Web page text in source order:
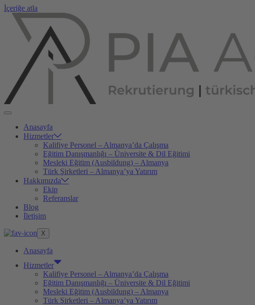
İçeriğe atla
Anasayfa
Hizmetler
Kalifiye Personel – Almanya’da Çalışma
Eğitim Danışmanlığı – Üniversite & Dil Eğitimi
Mesleki Eğitim (Ausbildung) – Almanya
Türk Şirketleri – Almanya’ya Yatırım
Hakkımızda
Ekip
Referanslar
Blog
İletişim
X
Anasayfa
Hizmetler
Kalifiye Personel – Almanya’da Çalışma
Eğitim Danışmanlığı – Üniversite & Dil Eğitimi
Mesleki Eğitim (Ausbildung) – Almanya
Türk Şirketleri – Almanya’ya Yatırım